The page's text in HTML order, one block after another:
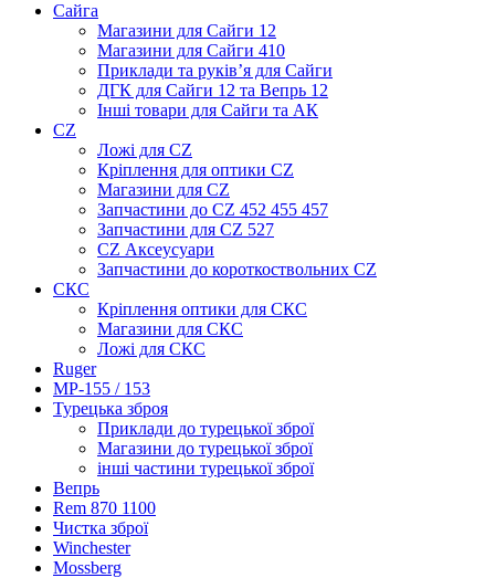
Сайга
Магазини для Сайги 12
Магазини для Сайги 410
Приклади та руків’я для Сайги
ДГК для Сайги 12 та Вепрь 12
Інші товари для Сайги та АК
CZ
Ложі для CZ
Кріплення для оптики CZ
Магазини для CZ
Запчастини до CZ 452 455 457
Запчастини для CZ 527
CZ Аксеусуари
Запчастини до короткоствольних CZ
СКС
Кріплення оптики для СКС
Магазини для СКС
Ложі для СКС
Ruger
МР-155 / 153
Турецька зброя
Приклади до турецької зброї
Магазини до турецької зброї
інші частини турецької зброї
Вепрь
Rem 870 1100
Чистка зброї
Winchester
Mossberg